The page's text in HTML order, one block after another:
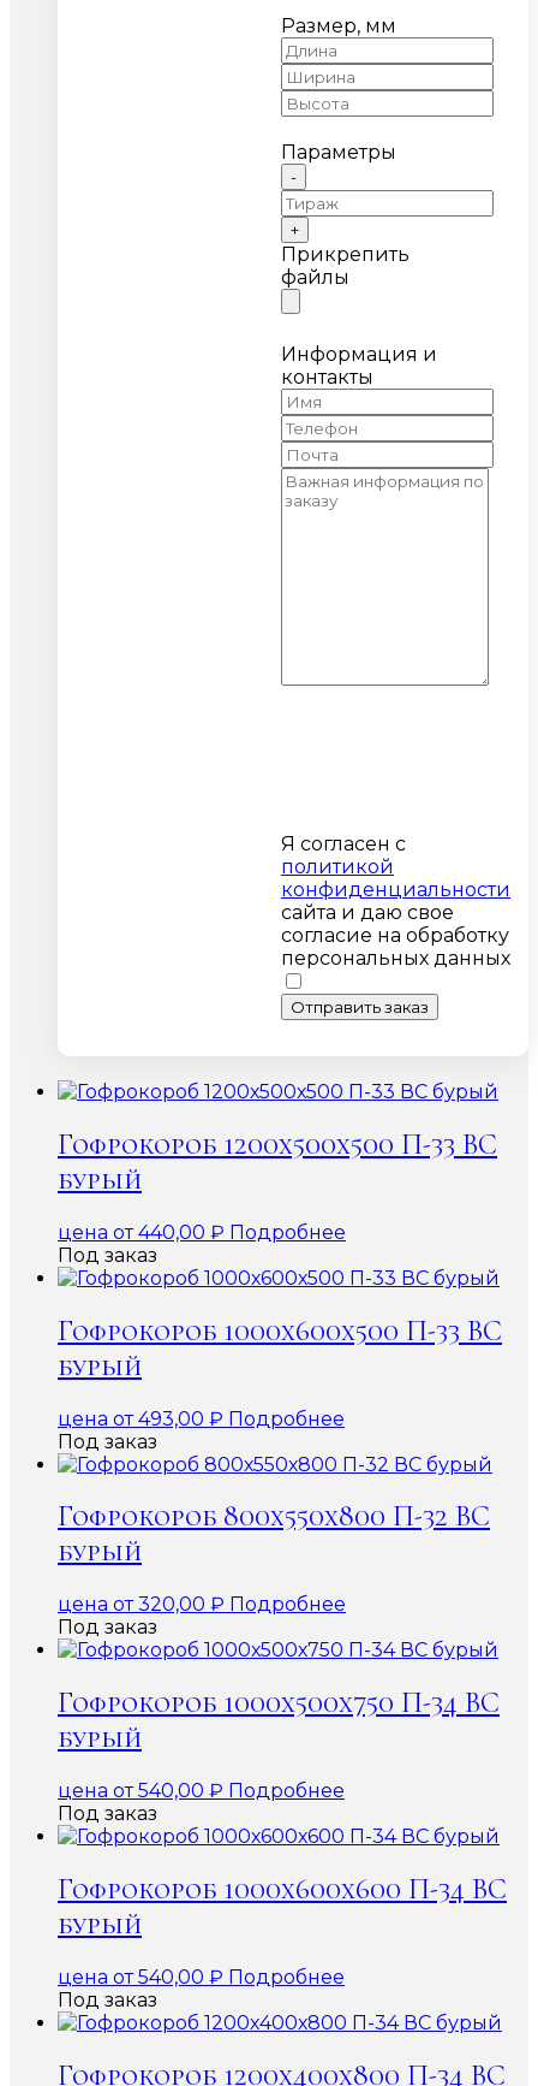
Размер, мм
Параметры
-
+
Прикрепить
файлы
Информация и
контакты
Я согласен с
политикой
конфиденциальности
сайта и даю свое
согласие на обработку
персональных данных
Отправить заказ
Гофрокороб 1200х500х500 П-33 ВС
бурый
цена от440,00 ₽ Подробнее
Под заказ
Гофрокороб 1000х600х500 П-33 ВС
бурый
цена от493,00 ₽ Подробнее
Под заказ
Гофрокороб 800х550х800 П-32 ВС
бурый
цена от320,00 ₽ Подробнее
Под заказ
Гофрокороб 1000х500х750 П-34 ВС
бурый
цена от540,00 ₽ Подробнее
Под заказ
Гофрокороб 1000х600х600 П-34 ВС
бурый
цена от540,00 ₽ Подробнее
Под заказ
Гофрокороб 1200х400х800 П-34 ВС